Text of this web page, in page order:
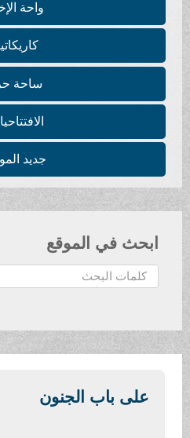
واحة الإخاء
كاريكاتير
ساحة حرة
الافتتاحيات
جديد الموقع
ابحث في الموقع
ح
ث
على باب الجنون